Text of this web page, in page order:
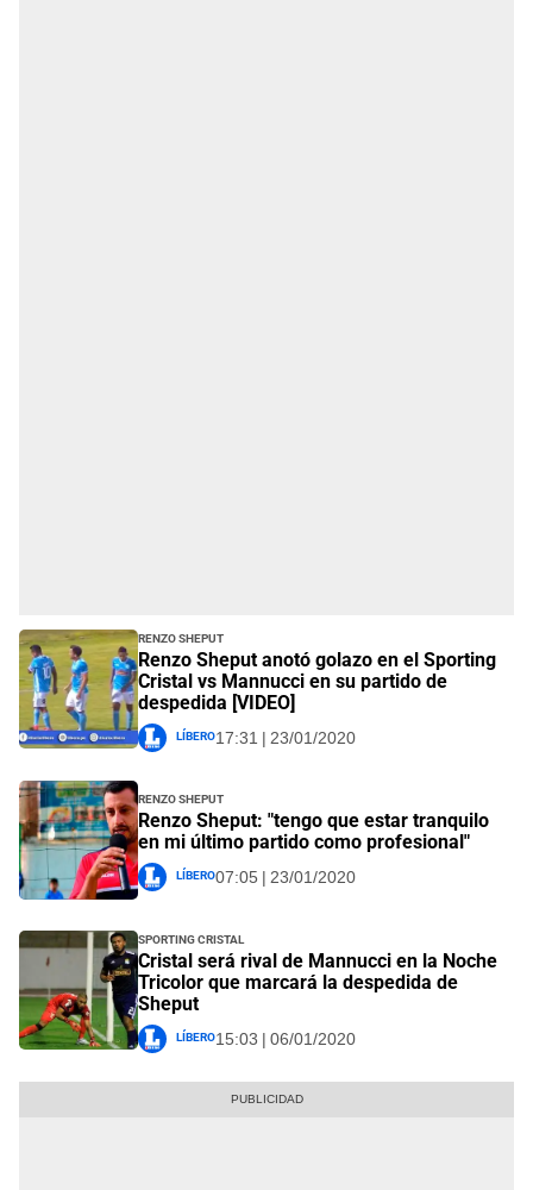
Renzo Sheput
Renzo Sheput anotó golazo en el Sporting
Cristal vs Mannucci en su partido de
despedida [VIDEO]
Líbero17:31 | 23/01/2020
Renzo Sheput
Renzo Sheput: "tengo que estar tranquilo
en mi último partido como profesional"
Líbero07:05 | 23/01/2020
Sporting Cristal
Cristal será rival de Mannucci en la Noche
Tricolor que marcará la despedida de
Sheput
Líbero15:03 | 06/01/2020